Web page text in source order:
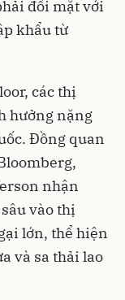
đối mặt với
khẩu từ
các thị
hưởng nặng
Đồng quan
nhận
vào thị
lớn, thể hiện
và sa thải lao